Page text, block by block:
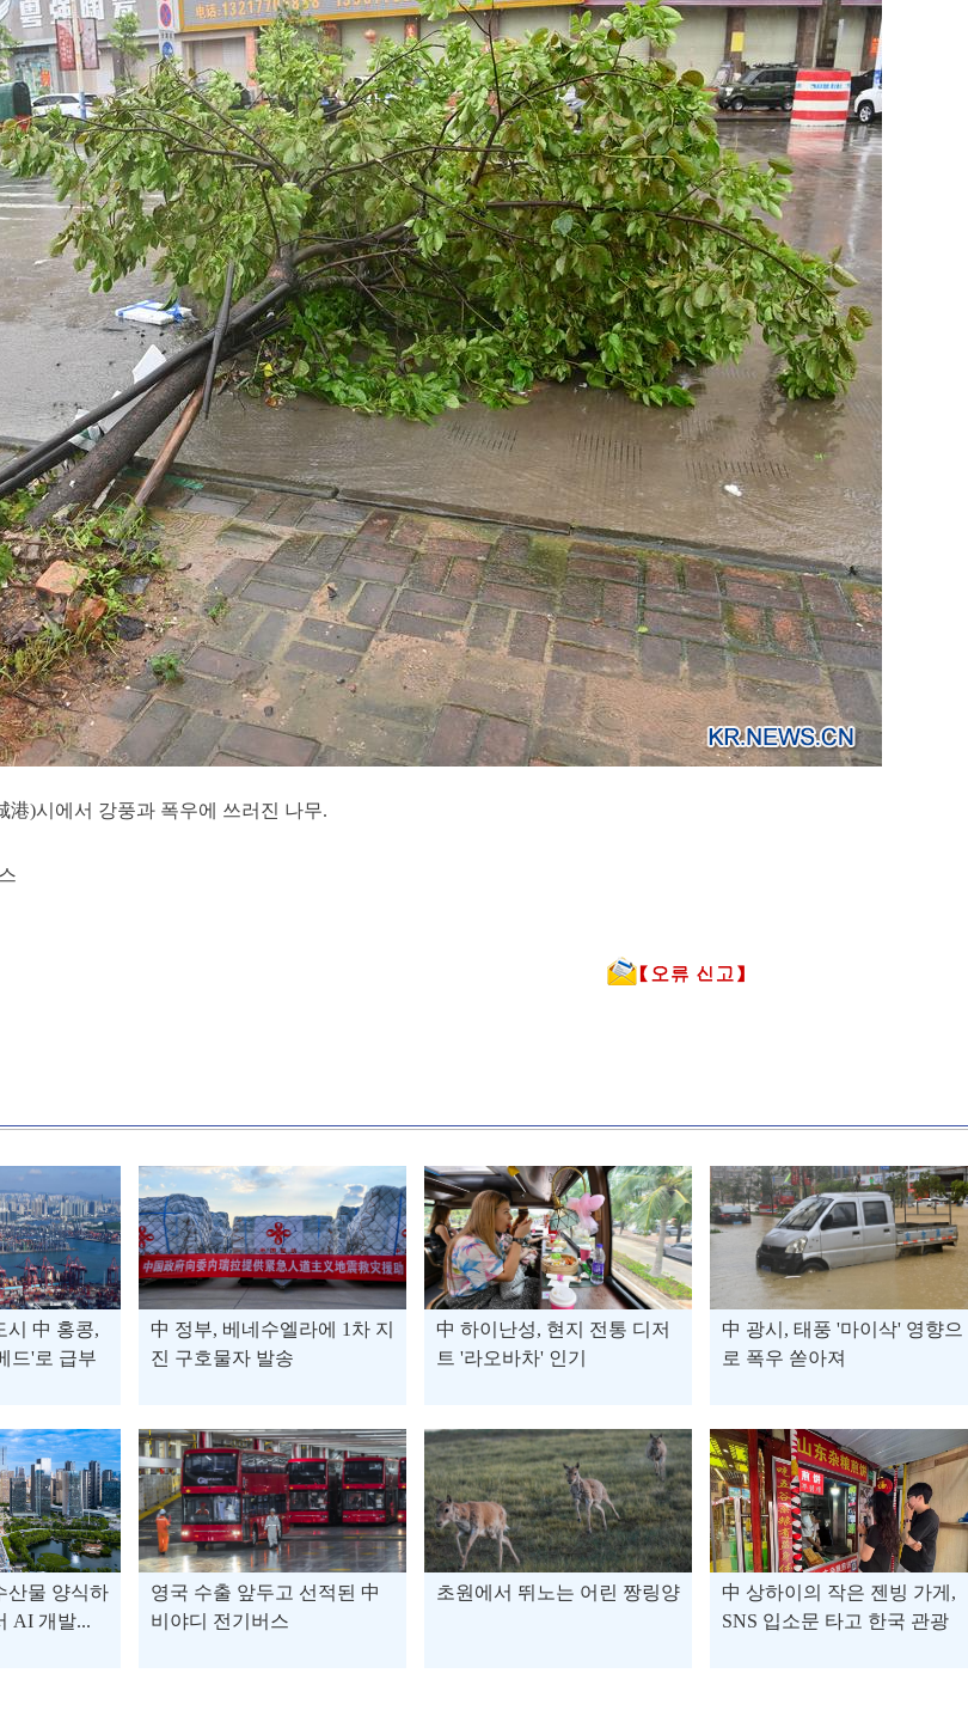
港)시에서 강풍과 폭우에 쓰러진 나무.
시 中 홍콩,
드'로 급부
中 정부, 베네수엘라에 1차 지
진 구호물자 발송
中 하이난성, 현지 전통 디저
트 '라오바차' 인기
中 광시, 태풍 '마이삭' 영향으
로 폭우 쏟아져
산물 양식하
AI 개발...
영국 수출 앞두고 선적된 中
비야디 전기버스
초원에서 뛰노는 어린 짱링양
中 상하이의 작은 젠빙 가게,
SNS 입소문 타고 한국 관광